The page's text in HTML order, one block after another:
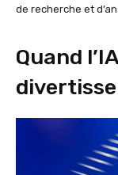
de recherche et
Quand